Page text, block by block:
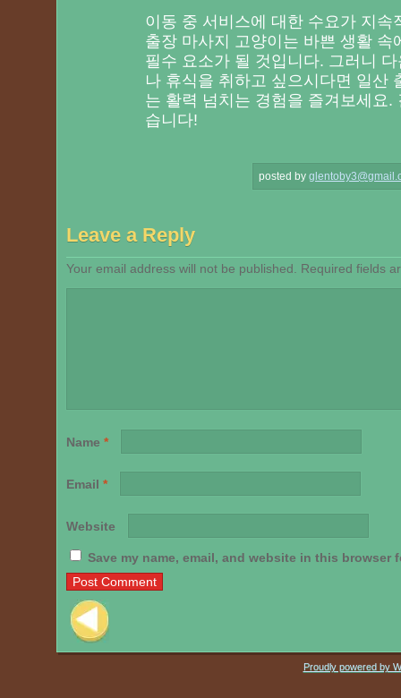
이동 중 서비스에 대한 수요가 지속
출장 마사지 고양이는 바쁜 생활
필수 요소가 될 것입니다. 그러니
나 휴식을 취하고 싶으시다면 일산
는 활력 넘치는 경험을 즐겨보세요.
습니다!
posted by
Leave a Reply
Your email address will not be published. Required fields
Name *
Email *
Website
Save my name, email, and website in this browser
Post navigation
Proudly powered by